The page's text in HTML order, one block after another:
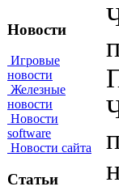
Новости
Игровые
новости
Железные
новости
Новости
software
Новости сайта
Статьи